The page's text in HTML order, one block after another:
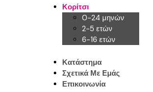
Κορίτσι
0-24 μηνών
2-5 ετών
6-16 ετών
Κατάστημα
Σχετικά Με Εμάς
Επικοινωνία